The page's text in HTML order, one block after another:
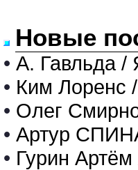
Новые
• А. Гавльда /
• Ким Лоренс
• Олег
• Артур
• Гурин